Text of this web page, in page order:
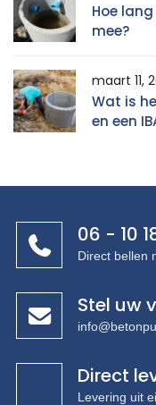
Hoe
mee?
maart 11,
Wat is
en een
06 - 10
Direct bellen
Stel uw
Direct
Levering uit